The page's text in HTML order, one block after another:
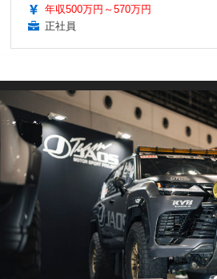
年収500万円～570万円
正社員